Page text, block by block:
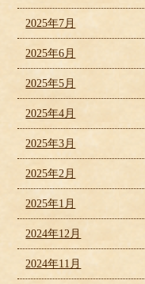
2025年7月
2025年6月
2025年5月
2025年4月
2025年3月
2025年2月
2025年1月
2024年12月
2024年11月